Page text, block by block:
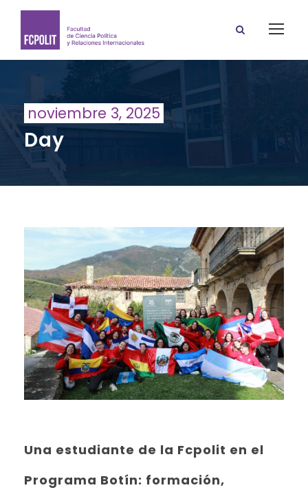
noviembre 3, 2025
Day
Una estudiante de la Fcpolit en el
Programa Botín: formación,